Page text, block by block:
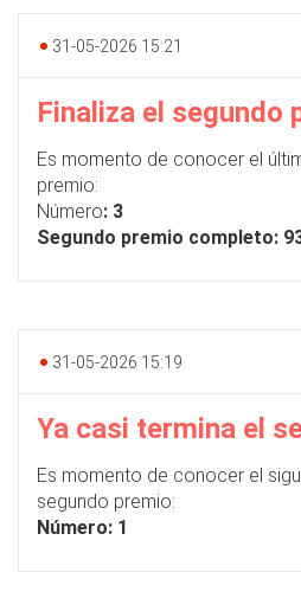
31-05-2026 15:21
Finaliza el segundo
Es momento de conocer el
premio:
Número: 3
Segundo premio completo:
31-05-2026 15:19
Ya casi termina el
Es momento de conocer el
segundo premio:
Número: 1